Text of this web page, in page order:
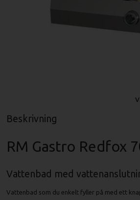
Beskrivning
RM Gastro Redfox
Vattenbad med
Vattenbad som du enkelt fyller på med ett